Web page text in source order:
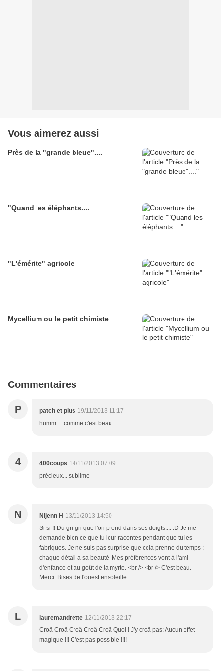
Vous aimerez aussi
Près de la "grande bleue"....
"Quand les éléphants....
"L'émérite" agricole
Mycellium ou le petit chimiste
Commentaires
P patch et plus 19/11/2013 11:17
humm ... comme c'est beau
4 400coups 14/11/2013 07:09
précieux... sublime
N Nijenn H 13/11/2013 14:50
Si si !! Du gri-gri que l'on prend dans ses doigts.... :D Je me
demande bien ce que tu leur racontes pendant que tu les
fabriques. Je ne suis pas surprise que cela prenne du temps :
chaque détail a sa beauté. Mes préférences vont à l'ami
d'enfance et au goût de la myrte. <br /> <br /> C'est beau.
Merci. Bises de l'ouest ensoleillé.
L lauremandrette 12/11/2013 22:17
Croâ Croâ Croâ Croâ Croâ Quoi ! J'y croâ pas: Aucun effet
magique !!! C'est pas possible !!!!